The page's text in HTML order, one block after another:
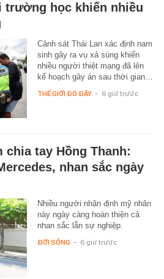
trường học khiến nhiều
Cảnh sát Thái Lan xác định nam
sinh gây ra vụ xả súng khiến
nhiều người thiệt mạng đã lên
kế hoạch gây án sau thời gian…
THẾ GIỚI ĐÓ ĐÂY - 6 giờ trước
chia tay Hồng Thanh:
nhan sắc ngày
Nhiều người nhận định mỹ nhân
này ngày càng hoàn thiện cả
nhan sắc lẫn sự nghiệp.
ĐỜI SỐNG - 6 giờ trước